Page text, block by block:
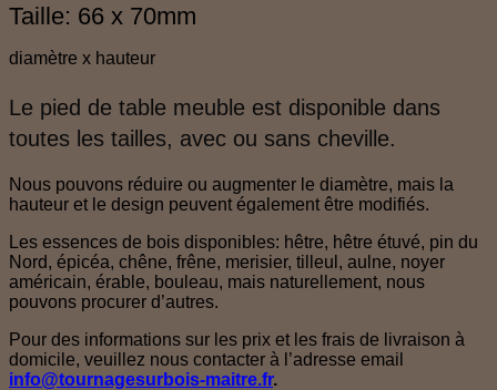
Taille: 66 x 70mm
diamètre x hauteur
Le pied de table meuble est disponible dans
toutes les tailles, avec ou sans cheville.
Nous pouvons réduire ou augmenter le diamètre, mais la
hauteur et le design peuvent également être modifiés.
Les essences de bois disponibles: hêtre, hêtre étuvé, pin du
Nord, épicéa, chêne, frêne, merisier, tilleul, aulne, noyer
américain, érable, bouleau, mais naturellement, nous
pouvons procurer d’autres.
Pour des informations sur les prix et les frais de livraison à
domicile, veuillez nous contacter à l’adresse email
info@tournagesurbois-maitre.fr.